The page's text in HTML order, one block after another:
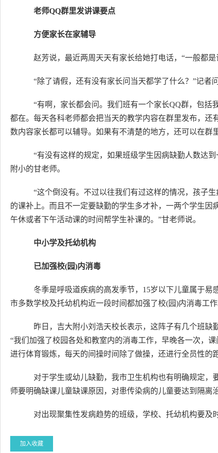
老师QQ群里发讲课要点
方便家长在家辅导
赵芳说，最近两周天天有家长给她打电话，“一般都是
“除了请假，还有没有家长问当天都学了什么？”记者
“有啊，家长都会问。我们班有一个家长QQ群，包括
都在。每天各科老师都会把当天的教学内容在群里发布，
数内容家长都可以辅导。如果有不清楚的地方，还可以在群
“有没有这样的规定，如果班级学生因病缺勤人数达
附小的甘老师。
“这个倒没有。不过以往我们有过这样的情况，孩子
的课补上。而且不一定要缺勤的学生多才补，一两个学生
午休或者下午活动课的时间帮学生补课的。”甘老师说。
中小学及托幼机构
已加强校(园)内消毒
冬季是呼吸道疾病的高发季节，15岁以下儿童属于易
市多数学校及托幼机构近一段时间都加强了校(园)内消毒工
昨日，吉大附小刘浩天校长表示，这阵子有几个班缺
“我们加强了校园各处和教室内的消毒工作，早晚各一次，
进行体育锻炼，每天的间操时间除了做操，还进行全员性的
对于学生或幼儿缺勤，我市卫生机构也有明确规定，
师要明确缺课儿童缺课原因，对患传染病的儿童要达到隔离
对出现聚集性发病趋势的班级，学校、托幼机构要及
加入收藏